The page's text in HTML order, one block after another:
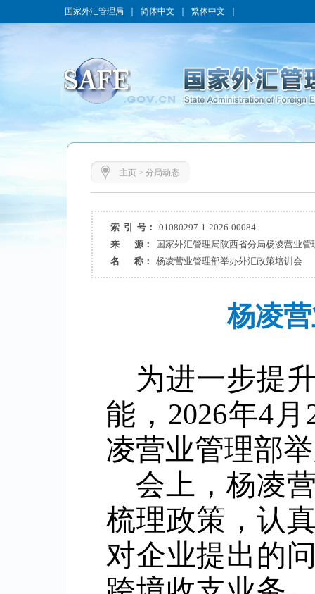
国家外汇管理局 简体中文 繁体中文
主页> 分局动态
索 引 号：
01080297-1-2026-00084
来 源：
国家外汇管理局陕西省分局杨凌营业管
名 称：
杨凌营业管理部举办外汇政策培训会
杨凌
为进一步提
能 ， 2026年4 月
凌营业管理部
会上，杨凌
梳理政策，认
对企业提出的